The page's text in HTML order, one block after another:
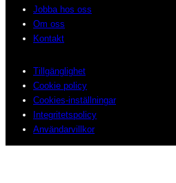
Jobba hos oss
Om oss
Kontakt
Tillgänglighet
Cookie policy
Cookies-inställningar
Integritetspolicy
Användarvillkor